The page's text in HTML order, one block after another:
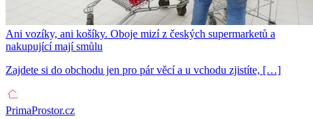
Ani vozíky, ani košíky. Oboje mizí z českých supermarketů a
nakupující mají smůlu
Zajdete si do obchodu jen pro pár věcí a u vchodu zjistíte, […]
PrimaProstor.cz